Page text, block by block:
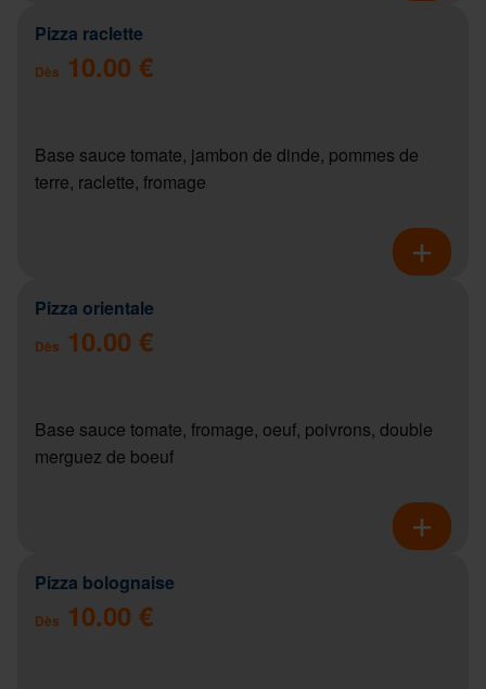
Pizza raclette
Dès 10.00 €
Base sauce tomate, jambon de dinde, pommes de
terre, raclette, fromage
Pizza orientale
Dès 10.00 €
Base sauce tomate, fromage, oeuf, poivrons, double
merguez de boeuf
Pizza bolognaise
Dès 10.00 €